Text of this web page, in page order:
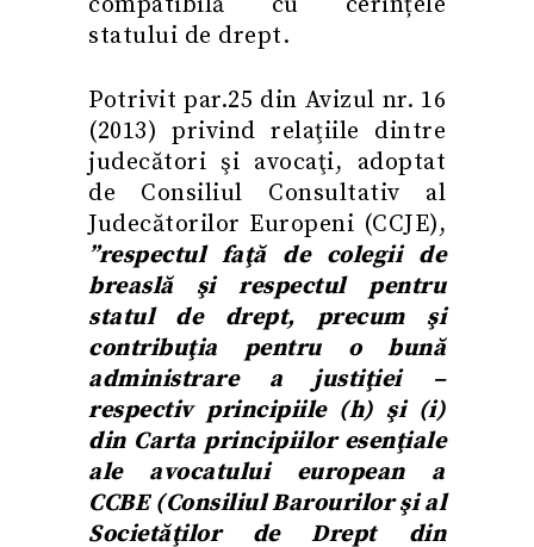
statului de drept.
Potrivit par.25 din Avizul nr. 16
(2013) privind relaţiile dintre
judecători şi avocaţi, adoptat
de Consiliul Consultativ al
Judecătorilor Europeni (CCJE),
”respectul faţă de colegii de
breaslă şi respectul pentru
statul de drept, precum şi
contribuţia pentru o bună
administrare a justiţiei –
respectiv principiile (h) şi (i)
din Carta principiilor esenţiale
ale avocatului european a
CCBE (Consiliul Barourilor şi al
Societăţilor de Drept din